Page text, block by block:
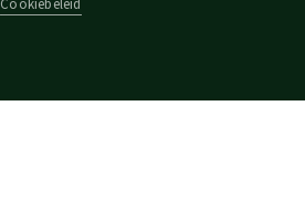
Cookiebeleid